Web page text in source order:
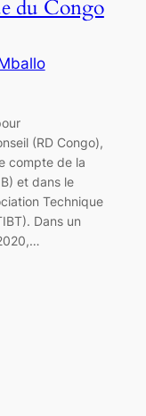
du Congo
(RD Congo),
compte de la
et dans le
Technique
Dans un